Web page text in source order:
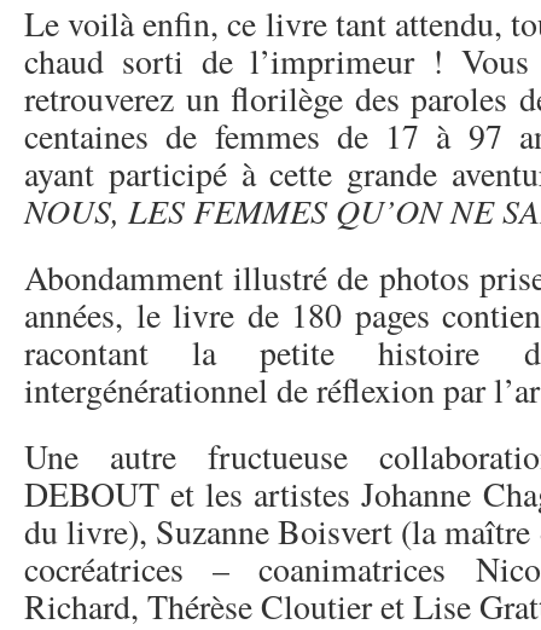
Le voilà enfin, ce livre tant attendu,
chaud sorti de l’imprimeur !
retrouverez un florilège des paroles
centaines de femmes de 17 à 97
ayant participé à cette grande
NOUS, LES FEMMES QU’ON NE
Abondamment illustré de photos
années, le livre de 180 pages
racontant la petite histoire
intergénérationnel de réflexion par
Une autre fructueuse
DEBOUT et les artistes Johanne
du livre), Suzanne Boisvert (la
cocréatrices – coanimatrices
Richard, Thérèse Cloutier et Lise